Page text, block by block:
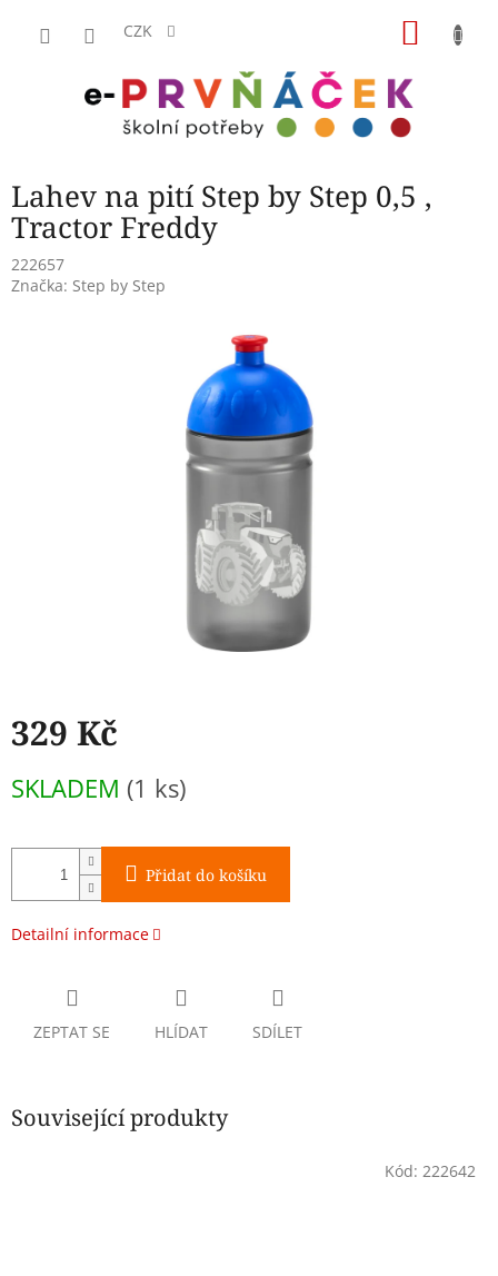
CZK
Lahev na pití Step by Step 0,5 ,
Tractor Freddy
222657
Značka: Step by Step
329 Kč
cena:
SKLADEM (1 ks)
Přidat do košíku
Detailní informace
ZEPTAT SE HLÍDAT SDÍLET
Související produkty
Kód: 222642